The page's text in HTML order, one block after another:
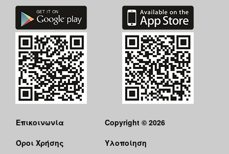
Επικοινωνία
Όροι Χρήσης
Copyright © 2026
Υλοποίηση